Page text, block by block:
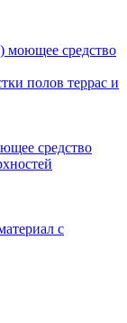
моющее средство
полов террас и
средство
с